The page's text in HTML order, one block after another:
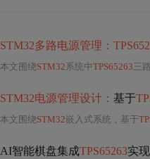
STM32多路电源管理：
本文围绕STM32系统中TPS65263三
STM32电源管理设计： 基于
本文围绕STM32嵌入式系统，基于
AI智能棋盘集成TPS65263实